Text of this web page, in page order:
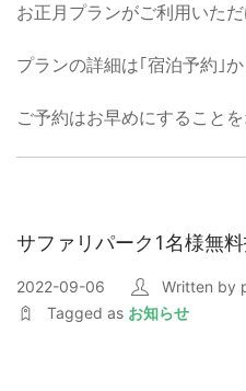
お正月プランがご利用いただ
プランの詳細は｢宿泊予約｣か
ご予約はお早めにすること
サファリパーク1名様無料
2022-09-06 Written by
Tagged as お知らせ